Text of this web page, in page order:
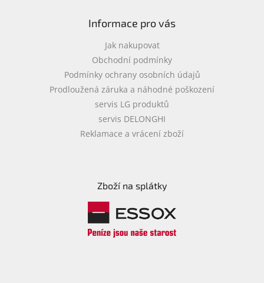
Informace pro vás
Jak nakupovat
Obchodní podmínky
Podmínky ochrany osobních údajů
Prodloužená záruka a náhodné poškození
servis LG produktů
servis DELONGHI
Reklamace a vrácení zboží
Zboží na splátky